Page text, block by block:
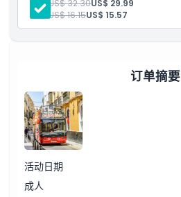
位置成人: US$ 32.30US$ 29.99
儿童:
US$ 16.15US$ 15.57
订单摘要
活动日期
成人